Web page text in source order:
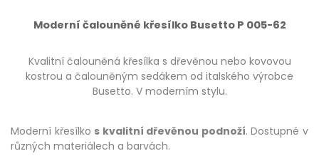
Moderní čalouněné křesílko Busetto P 005-62
Kvalitní čalouněná křesílka s dřevěnou nebo kovovou
kostrou a čalouněným sedákem od italského výrobce
Busetto. V moderním stylu.
Moderní křesílko s kvalitní dřevěnou podnoží. Dostupné v
různých materiálech a barvách.